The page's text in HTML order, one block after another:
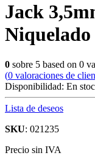
Jack
Niquelado
0 sobre 5 based on 0
(0 valoraciones de
Disponibilidad: En
Lista de deseos
SKU: 021235
Precio sin IVA